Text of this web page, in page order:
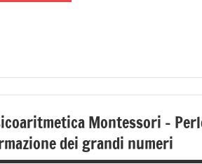
dai
Montessori –
dei grandi numeri